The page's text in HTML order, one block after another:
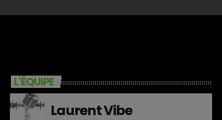
L'ÉQUIPE
Laurent Vibe